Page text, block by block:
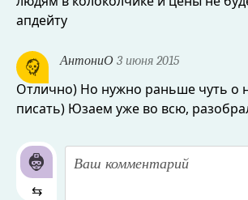
апдейту
АнтониО 3 июня 2015
Отлично) Но нужно раньше чуть о
писать) Юзаем уже во всю,
⇆